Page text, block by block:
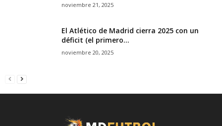
noviembre 21, 2025
El Atlético de Madrid cierra 2025 con un
déficit (el primero...
noviembre 20, 2025